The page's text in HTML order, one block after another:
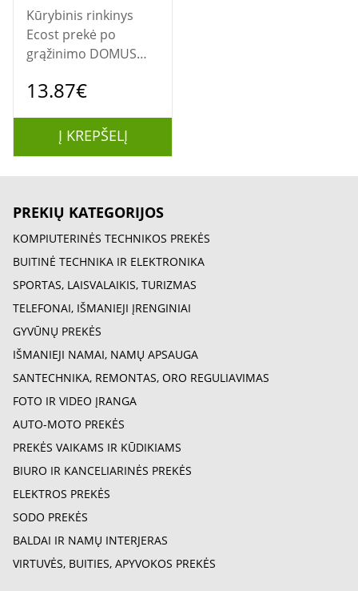
Kūrybinis rinkinys
Ecost prekė po
grąžinimo DOMUS
rinkiniai 40214
DiHOrama 5 namų
(NAUDOTA)
13.87€
Į KREPŠELĮ
PREKIŲ KATEGORIJOS
KOMPIUTERINĖS TECHNIKOS PREKĖS
BUITINĖ TECHNIKA IR ELEKTRONIKA
SPORTAS, LAISVALAIKIS, TURIZMAS
TELEFONAI, IŠMANIEJI ĮRENGINIAI
GYVŪNŲ PREKĖS
IŠMANIEJI NAMAI, NAMŲ APSAUGA
SANTECHNIKA, REMONTAS, ORO REGULIAVIMAS
FOTO IR VIDEO ĮRANGA
AUTO-MOTO PREKĖS
PREKĖS VAIKAMS IR KŪDIKIAMS
BIURO IR KANCELIARINĖS PREKĖS
ELEKTROS PREKĖS
SODO PREKĖS
BALDAI IR NAMŲ INTERJERAS
VIRTUVĖS, BUITIES, APYVOKOS PREKĖS